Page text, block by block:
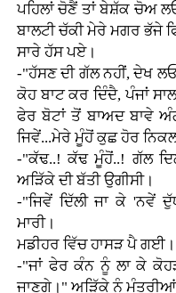
ਪਹਿਲਾਂ ਚੋਣੈਂ ਤਾਂ ਬੇਸ਼ੱਕ ਚੋਅ
ਬਾਲਟੀ ਚੱਕੀ ਮੇਰੇ ਮਗਰ ਭੱਜੇ
ਸਾਰੇ ਹੱਸ ਪਏ।
-"ਹੱਸਣ ਦੀ ਗੱਲ ਨਹੀਂ, ਦੇਖ
ਕੋਹ ਬਾਟ ਕਰ ਦਿੰਦੈ, ਪੰਜਾਂ
ਫੇਰ ਬੋਟਾਂ ਤੋਂ ਬਾਅਦ ਬਾਵੇ
ਜਿਵੇਂ...ਮੇਰੇ ਮੂੰਹੋਂ ਕੁਛ ਹੋਰ
-"ਕੱਢ..! ਕੱਢ ਮੂੰਹੋਂ..! ਗੱਲ
ਅੜਿੱਕੇ ਦੀ ਬੱਤੀ ਉਗੀਸੀ।
-"ਜਿਵੇਂ ਦਿੱਲੀ ਜਾ ਕੇ 'ਨਵੇਂ
ਮਾਰੀ।
ਮਡੀਹਰ ਵਿੱਚ ਹਾਸੜ ਪੈ ਗਈ।
-"ਜਾਂ ਫੇਰ ਕੰਨ ਨੂੰ ਲਾ ਕੇ
ਜਾਣਗੇ।" ਅੜਿੱਕੇ ਨੂੰ ਮੰਤਰੀਆਂ